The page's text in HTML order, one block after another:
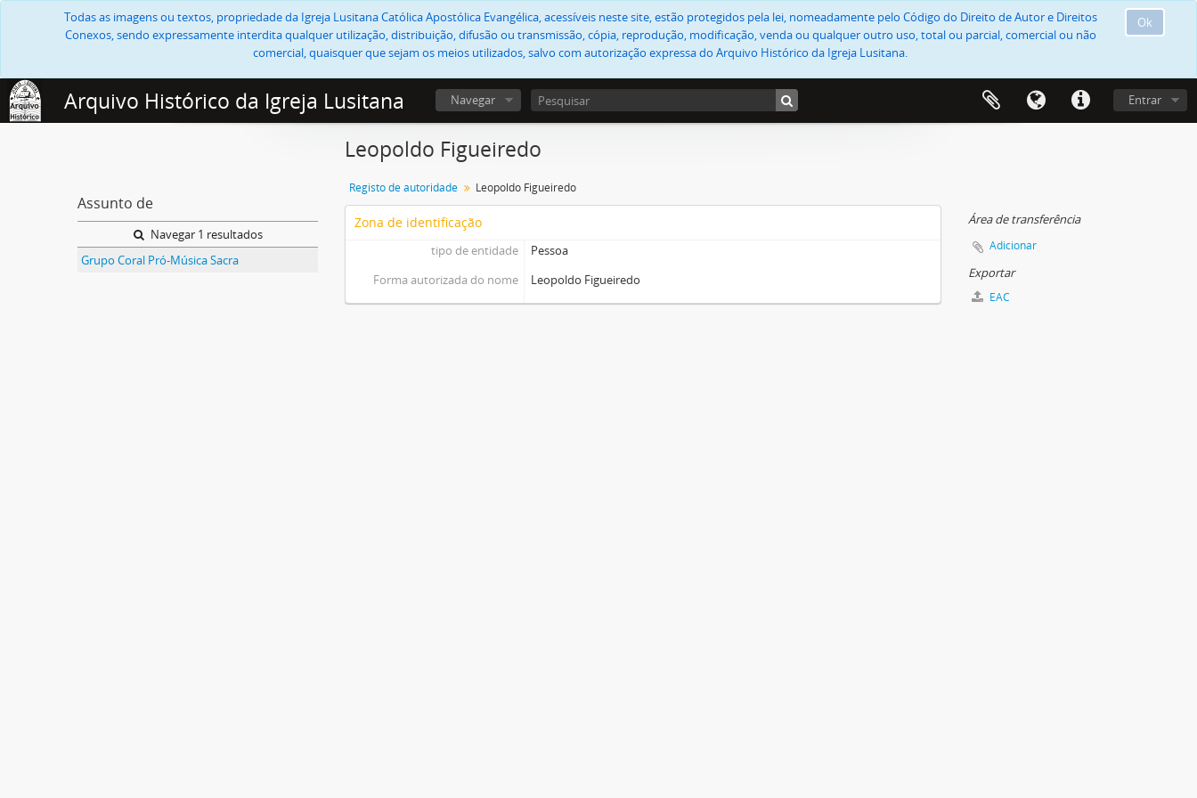
Ok
Todas as imagens ou textos, propriedade da Igreja Lusitana Católica Apostólica Evangélica, acessíveis neste site, estão protegidos pela lei, nomeadamente pelo Código do Direito de Autor e Direitos
Conexos, sendo expressamente interdita qualquer utilização, distribuição, difusão ou transmissão, cópia, reprodução, modificação, venda ou qualquer outro uso, total ou parcial, comercial ou não
comercial, quaisquer que sejam os meios utilizados, salvo com autorização expressa do Arquivo Histórico da Igreja Lusitana.
Arquivo Histórico da Igreja Lusitana Entrar
Navegar
Assunto de
Navegar 1 resultados
Grupo Coral Pró-Música Sacra
Leopoldo Figueiredo
Registo de autoridade Leopoldo Figueiredo
Zona de identificação
tipo de entidade
Pessoa
Forma autorizada do nome
Leopoldo Figueiredo
Área de transferência
Adicionar
Exportar
EAC